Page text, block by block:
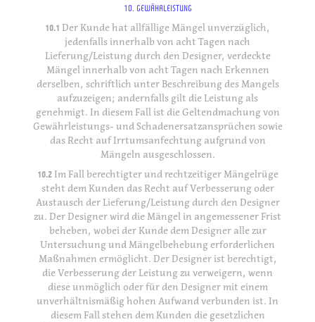
10. GEWÄHRLEISTUNG
10.1 Der Kunde hat allfällige Mängel unverzüglich,
jedenfalls innerhalb von acht Tagen nach
Lieferung/Leistung durch den Designer, verdeckte
Mängel innerhalb von acht Tagen nach Erkennen
derselben, schriftlich unter Beschreibung des Mangels
aufzuzeigen; andernfalls gilt die Leistung als
genehmigt. In diesem Fall ist die Geltendmachung von
Gewährleistungs- und Schadenersatzansprüchen sowie
das Recht auf Irrtumsanfechtung aufgrund von
Mängeln ausgeschlossen.
10.2Im Fall berechtigter und rechtzeitiger Mängelrüge
steht dem Kunden das Recht auf Verbesserung oder
Austausch der Lieferung/Leistung durch den Designer
zu. Der Designer wird die Mängel in angemessener Frist
beheben, wobei der Kunde dem Designer alle zur
Untersuchung und Mängelbehebung erforderlichen
Maßnahmen ermöglicht. Der Designer ist berechtigt,
die Verbesserung der Leistung zu verweigern, wenn
diese unmöglich oder für den Designer mit einem
unverhältnismäßig hohen Aufwand verbunden ist. In
diesem Fall stehen dem Kunden die gesetzlichen